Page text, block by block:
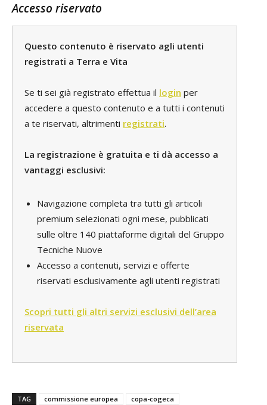
Accesso riservato
Questo contenuto è riservato agli utenti
registrati a Terra e Vita
Se ti sei già registrato effettua il login per
accedere a questo contenuto e a tutti i contenuti
a te riservati, altrimenti registrati.
La registrazione è gratuita e ti dà accesso a
vantaggi esclusivi:
Navigazione completa tra tutti gli articoli
premium selezionati ogni mese, pubblicati
sulle oltre 140 piattaforme digitali del Gruppo
Tecniche Nuove
Accesso a contenuti, servizi e offerte
riservati esclusivamente agli utenti registrati
Scopri tutti gli altri servizi esclusivi dell’area
riservata
TAG commissione europea copa-cogeca